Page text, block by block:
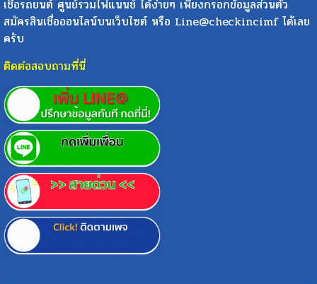
เชื่อรถยนต์ ศูนย์รวมไฟแนนช์ ได้ง่ายๆ เพียงกรอกข้อมูลส่วนตัว
สมัครสินเชื่อออนไลน์บนเว็บไซต์ หรือ Line@checkincimf ได้เลย
ครับ
ติดต่อสอบถามที่นี่